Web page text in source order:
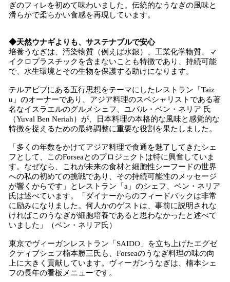
ぎのフィレを初めて味わいました。伝統的なうなぎの風味と
滑らかで柔らかい食感を再現しています。
◆天然ウナギよりも、サステナブルで安心
培養うなぎは、汚染物質（例えば水銀）、工業化学物質、マ
イクロプラスチックを含まないことも特徴であり、持続可能
で、水生環境とその生物を保護する助けになります。
テルアビブにある五行思想をテーマにしたレストラン「Taiz
u」のオーナーであり、アジア料理のスペシャリストである著
名なイスラエルのグルメシェフ、ユバル・ベン・ネリア 氏
（Yuval Ben Neriah）が、日本料理の本格的な風味と感覚的な
特徴を捉えるための最終調整に重要な役割を果たしました。
「多くの年数をかけてアジア料理で食通を魅了してきたシェ
フとして、このForseaとのプロジェクトは特に興奮していま
す。なぜなら、これが未来の食材と細胞性シーフードの世界
への私の初めての挑戦であり、その持続可能性のメッセージ
が響くからです」とレストラン「a」のシェフ、ベン・ネリア
氏は述べています。「ダイナーからのフィードバックは非常
に励みになりました。何人かのゲストは、事前に説明されな
ければこのうなぎが細胞培養であると思わなかったと述べて
いました」（ベン・ネリア氏）
東京でヴィーガンレストラン「SAIDO」を立ち上げたエグゼ
クティブシェフ楠本勝三氏も、Forseaのうなぎ料理の味の向
上に大きく貢献しています。ヴィーガンうなぎは、楠本シェ
フの長年の看板メニューです。